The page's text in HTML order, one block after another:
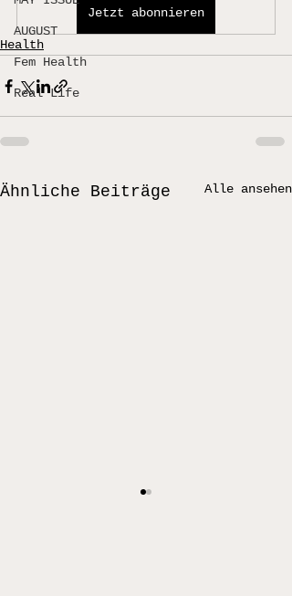
AUGUST
Fem Health
Real Life
Jetzt abonnieren
Health
Ähnliche Beiträge Alle ansehen